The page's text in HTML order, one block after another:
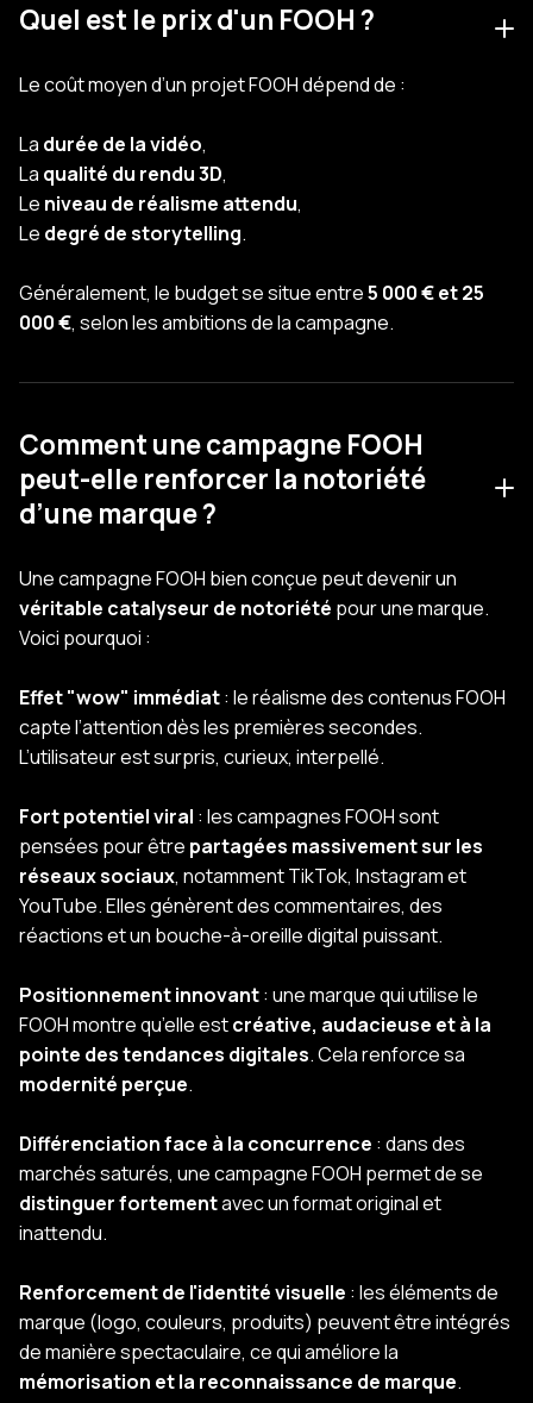
Quel est le prix d'un FOOH ?
Le coût moyen d’un projet FOOH dépend de :
La durée de la vidéo,
La qualité du rendu 3D,
Le niveau de réalisme attendu,
Le degré de storytelling.
Généralement, le budget se situe entre5 000 € et 25
000 €, selon les ambitions de la campagne.
Comment une campagne FOOH
peut-elle renforcer la notoriété
d’une marque ?
Une campagne FOOH bien conçue peut devenir un
véritable catalyseur de notoriété pour une marque.
Voici pourquoi :
Effet "wow" immédiat: le réalisme des contenus FOOH
capte l’attention dès les premières secondes.
L’utilisateur est surpris, curieux, interpellé.
Fort potentiel viral : les campagnes FOOH sont
pensées pour être partagées massivement sur les
réseaux sociaux, notamment TikTok, Instagram et
YouTube. Elles génèrent des commentaires, des
réactions et un bouche-à-oreille digital puissant.
Positionnement innovant: une marque qui utilise le
FOOH montre qu’elle estcréative, audacieuse et à la
pointe des tendances digitales. Cela renforce sa
modernité perçue.
Différenciation face à la concurrence : dans des
marchés saturés, une campagne FOOH permet de se
distinguer fortementavec un format original et
inattendu.
Renforcement de l'identité visuelle : les éléments de
marque (logo, couleurs, produits) peuvent être intégrés
de manière spectaculaire, ce qui améliore la
mémorisation et la reconnaissance de marque.